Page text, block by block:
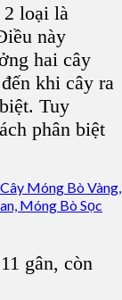
2 loại là
này
hai cây
khi cây ra
Tuy
phân biệt
gân, còn